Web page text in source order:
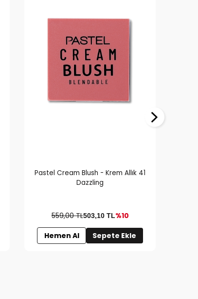
Pastel Cream Blush - Krem Allık 41
Dazzling
559,00 TL503,10TL%10
Hemen Al Sepete Ekle